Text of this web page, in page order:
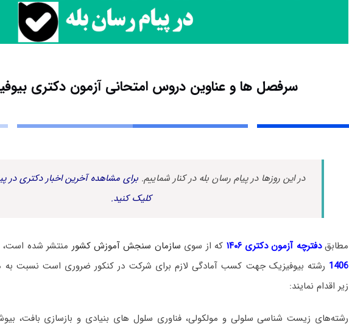
سرفصل ها و عناوین دروس امتحانی آزمون دکتری
در این روزها در پیام رسان بله در کنار شماییم. برای مشاهده آخرین اخبار دکتری در
کلیک کنید.
مطابق دفترچه آزمون دکتری ۱۴۰۶ که از سوی سازمان سنجش آموزش کشور منتشر شده است،
1406 رشته بیوفیزیک جهت کسب آمادگی لازم برای شرکت در کنکور ضروری است نسبت به
زیر اقدام نمایند:
رشته‌های زیست شناسی سلولی و مولکولی، فناوری سلول های بنیادی و بازسازی بافت،